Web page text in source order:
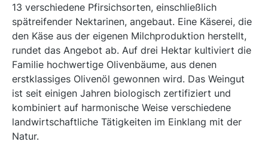
13 verschiedene Pfirsichsorten, einschließlich
spätreifender Nektarinen, angebaut. Eine Käserei, die
den Käse aus der eigenen Milchproduktion herstellt,
rundet das Angebot ab. Auf drei Hektar kultiviert die
Familie hochwertige Olivenbäume, aus denen
erstklassiges Olivenöl gewonnen wird. Das Weingut
ist seit einigen Jahren biologisch zertifiziert und
kombiniert auf harmonische Weise verschiedene
landwirtschaftliche Tätigkeiten im Einklang mit der
Natur.